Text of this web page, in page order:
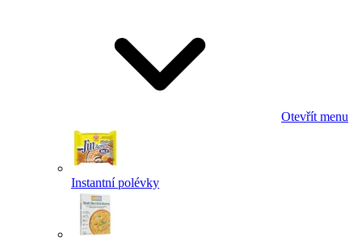
Otevřít menu
Instantní polévky